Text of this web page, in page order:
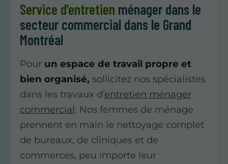
Service d’entretien ménager dans le
secteur commercial dans le Grand
Montréal
Pour un espace de travail propre et
bien organisé, sollicitez nos spécialistes
dans les travaux d’entretien ménager
commercial. Nos femmes de ménage
prennent en main le nettoyage complet
de bureaux, de cliniques et de
commerces, peu importe leur